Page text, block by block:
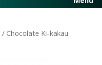
/ Chocolate Ki-kakau